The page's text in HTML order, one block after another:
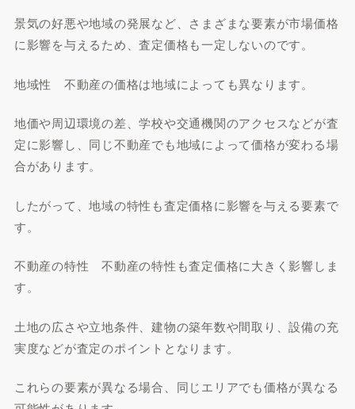
景気の好悪や地域の発展など、さまざまな要素が市場価格
に影響を与えるため、査定価格も一定しないのです。
地域性 不動産の価格は地域によっても異なります。
地価や周辺環境の差、学校や交通機関のアクセスなどが査
定に影響し、同じ不動産でも地域によって価格が変わる場
合があります。
したがって、地域の特性も査定価格に影響を与える要素で
す。
不動産の特性 不動産の特性も査定価格に大きく影響しま
す。
土地の広さや立地条件、建物の築年数や間取り、設備の充
実度などが査定のポイントとなります。
これらの要素が異なる場合、同じエリアでも価格が異なる